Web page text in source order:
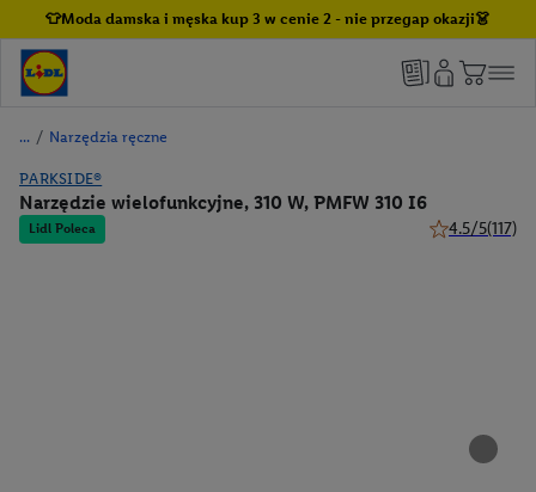
👕Moda damska i męska kup 3 w cenie 2 - nie przegap okazji👗
/ Narzędzia ręczne
PARKSIDE®
Narzędzie wielofunkcyjne, 310 W, PMFW 310 I6
Lidl Poleca 4.5/5(117)